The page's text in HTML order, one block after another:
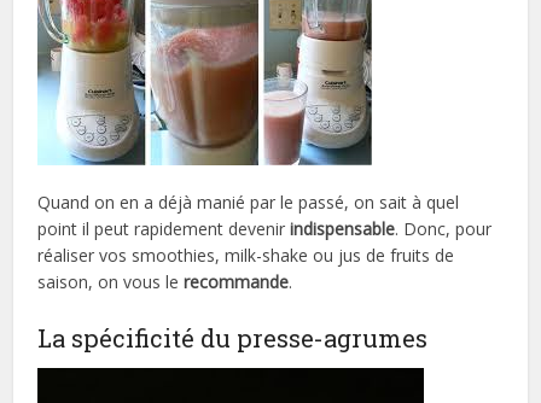
Quand on en a déjà manié par le passé, on sait à quel
point il peut rapidement devenirindispensable. Donc, pour
réaliser vos smoothies, milk-shake ou jus de fruits de
saison, on vous lerecommande.
La spécificité du presse-agrumes